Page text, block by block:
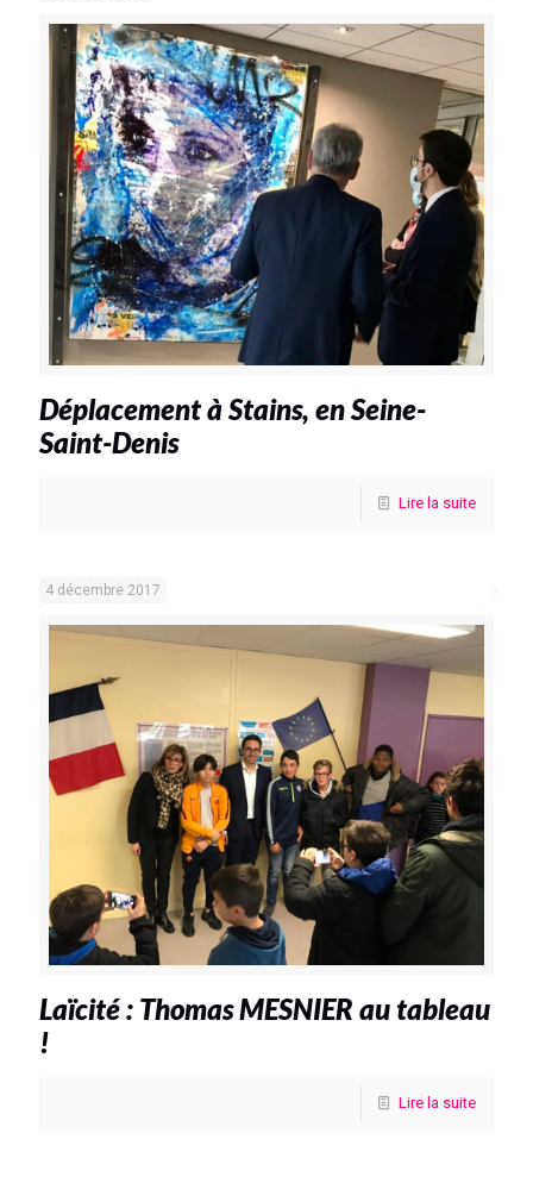
Déplacement à Stains, en Seine-
Saint-Denis
Lire la suite
4 décembre 2017
Laïcité : Thomas MESNIER au tableau
!
Lire la suite